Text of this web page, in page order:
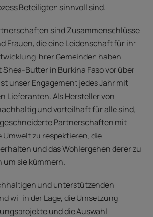
Beteiligten sinnvoll sind.
sind Zusammenschlüsse
Frauen, die eine Leidenschaft für ihr
ihrer Gemeinden haben.
Butter in Burkina Faso vor über
unser Engagement jedes Jahr mit
Lieferanten. Als Hersteller von
und vorteilhaft für alle sind,
Partnerschaften mit
Umwelt zu respektieren, die
und das Wohlergehen derer zu
um sie kümmern.
und unterstützenden
wir in der Lage, die Umsetzung
und die Auswahl